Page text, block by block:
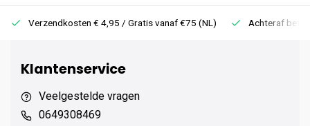
Verzendkosten € 4,95 / Gratis vanaf €75 (NL) Achteraf
Klantenservice
Veelgestelde vragen
0649308469